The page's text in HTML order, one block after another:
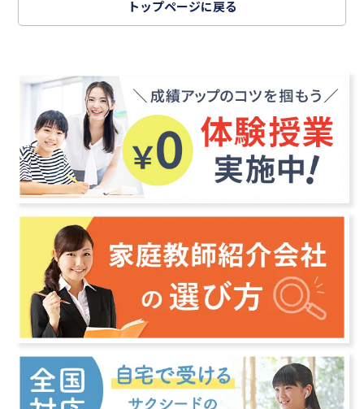
トップページに戻る